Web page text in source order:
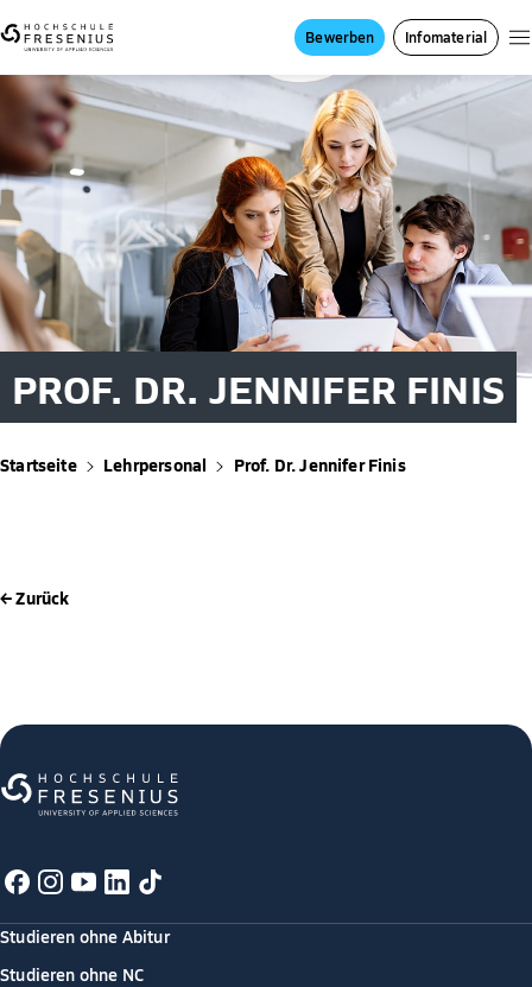
Bewerben Infomaterial
PROF. DR. JENNIFER FINIS
Startseite Lehrpersonal Prof. Dr. Jennifer Finis
← Zurück
Studieren ohne Abitur
Studieren ohne NC